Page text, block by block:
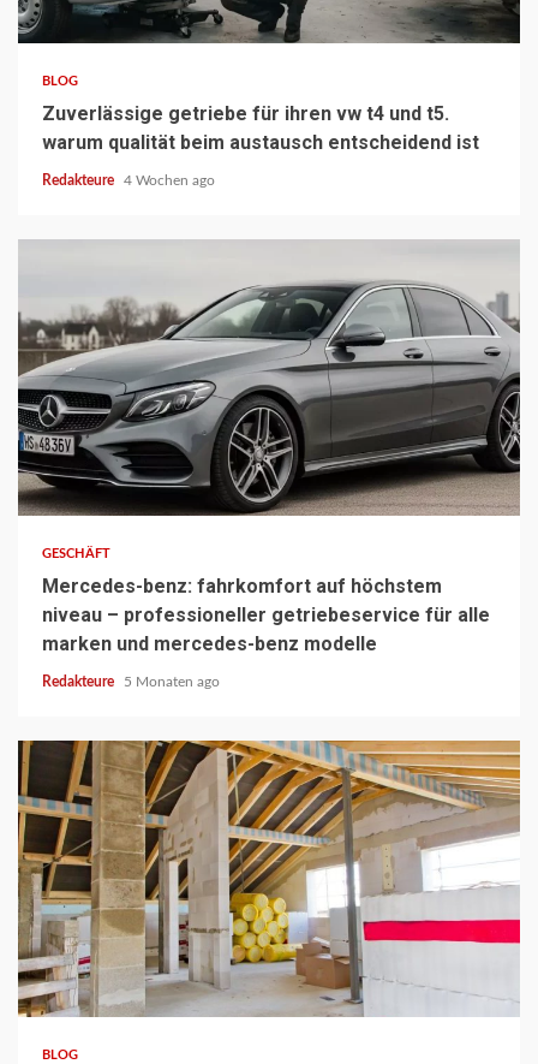
3 min read
BLOG
Zuverlässige getriebe für ihren vw t4 und t5.
warum qualität beim austausch entscheidend ist
Redakteure 4 Wochen ago
3 min read
GESCHÄFT
Mercedes-benz: fahrkomfort auf höchstem
niveau – professioneller getriebeservice für alle
marken und mercedes-benz modelle
Redakteure 5 Monaten ago
3 min read
BLOG